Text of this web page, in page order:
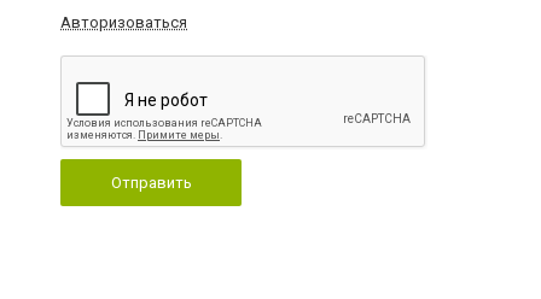
Авторизоваться
Отправить